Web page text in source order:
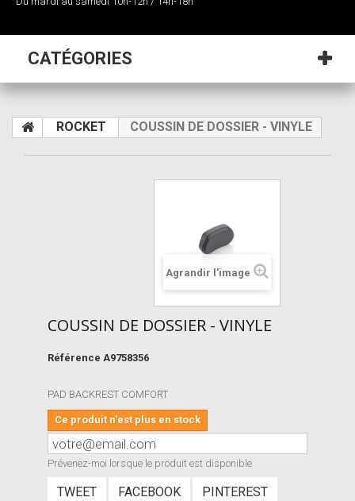
CATÉGORIES
ROCKET COUSSIN DE DOSSIER - VINYLE
Agrandir l'image
COUSSIN DE DOSSIER - VINYLE
Référence A9758356
PAD BACKREST COMFORT
Ce produit n'est plus en stock
Prévenez-moi lorsque le produit est disponible
TWEET FACEBOOK PINTEREST